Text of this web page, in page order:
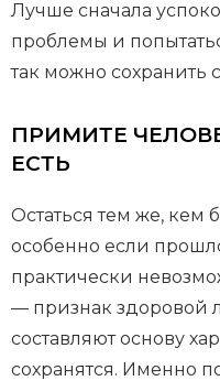
Лучше сначала
проблемы и
так можно сохранить
ПРИМИТЕ
ЕСТЬ
Остаться тем же, кем
особенно если
практически
— признак здоровой
составляют основу
сохранятся. Именно